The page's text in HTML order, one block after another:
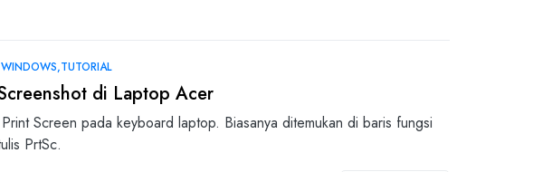
TUTORIAL
di Laptop Acer
Screen pada keyboard laptop. Biasanya ditemukan di baris fungsi
PrtSc.